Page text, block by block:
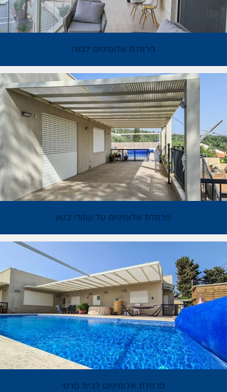
פרגולת אלומיניום לבנה
פרגולת אלומיניום על עמודי בטון
פרגולת אלומיניום לבית פרטי